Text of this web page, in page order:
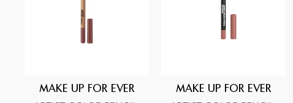
MAKE UP FOR EVER MAKE UP FOR EVER